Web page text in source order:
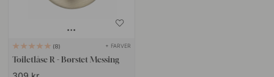
8 + FARVER
Toiletlåse R - Børstet Messing